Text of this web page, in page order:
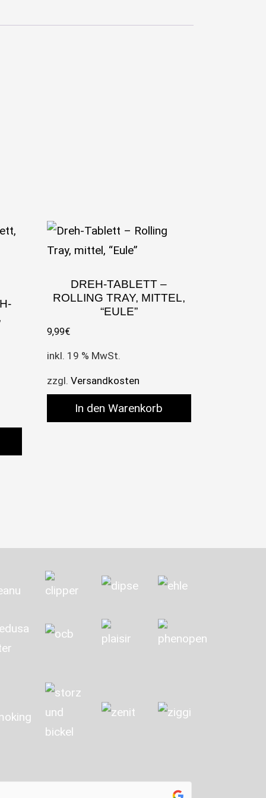
DREH-TABLETT –
ROLLING TRAY, MITTEL,
“EULE”
9,99€
inkl. 19 % MwSt.
zzgl.Versandkosten
In den Warenkorb